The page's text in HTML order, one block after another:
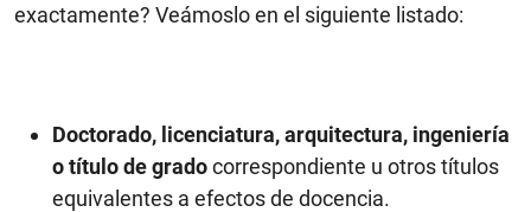
exactamente? Veámoslo en el siguiente listado:
Doctorado, licenciatura, arquitectura, ingeniería
o título de gradocorrespondiente u otros títulos
equivalentes a efectos de docencia.